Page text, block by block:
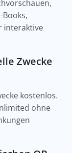
interaktive
Zwecke
kostenlos.
ohne